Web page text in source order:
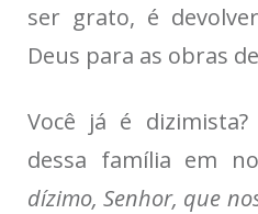
ser grato, é
Deus para as obras
Você já é
dessa família em
dízimo, Senhor, que